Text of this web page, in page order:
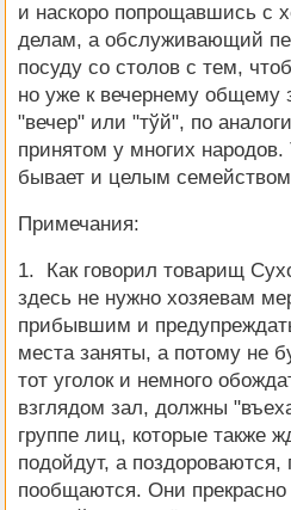
и наскоро попрощавшись с
делам, а обслуживающий
посуду со столов с тем,
но уже к вечернему общему
"вечер" или "тўй", по
принятом у многих
бывает и целым
Примечания:
1. Как говорил товарищ
здесь не нужно хозяевам
прибывшим и
места заняты, а потому не
тот уголок и немного
взглядом зал, должны
группе лиц, которые также
подойдут, а поздороваются,
пообщаются. Они